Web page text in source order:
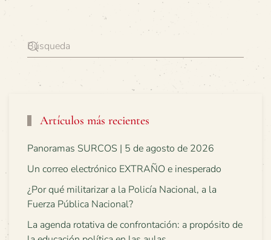
Artículos más recientes
Panoramas SURCOS | 5 de agosto de 2026
Un correo electrónico EXTRAÑO e inesperado
¿Por qué militarizar a la Policía Nacional, a la
Fuerza Pública Nacional?
La agenda rotativa de confrontación: a propósito de